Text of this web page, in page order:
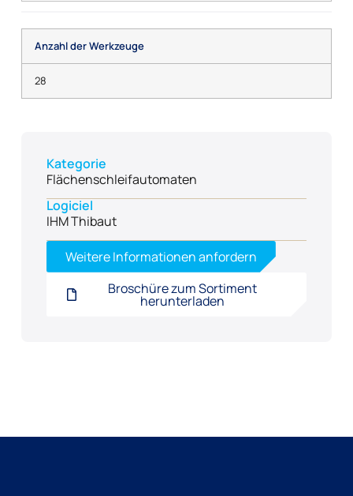
Anzahl der Werkzeuge
28
Kategorie
Flächenschleifautomaten
Logiciel
IHM Thibaut
Weitere Informationen anfordern
Broschüre zum Sortiment
herunterladen